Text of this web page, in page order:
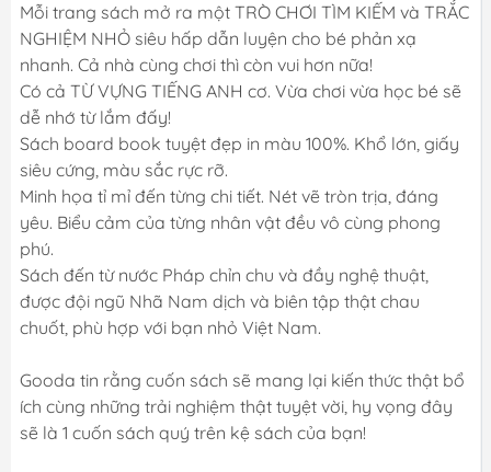
Mỗi trang sách mở ra một TRÒ CHƠI TÌM KIẾM và TRẮC
NGHIỆM NHỎ siêu hấp dẫn luyện cho bé phản xạ
nhanh. Cả nhà cùng chơi thì còn vui hơn nữa!
Có cả TỪ VỰNG TIẾNG ANH cơ. Vừa chơi vừa học bé sẽ
dễ nhớ từ lắm đấy!
Sách board book tuyệt đẹp in màu 100%. Khổ lớn, giấy
siêu cứng, màu sắc rực rỡ.
Minh họa tỉ mỉ đến từng chi tiết. Nét vẽ tròn trịa, đáng
yêu. Biểu cảm của từng nhân vật đều vô cùng phong
phú.
Sách đến từ nước Pháp chỉn chu và đầy nghệ thuật,
được đội ngũ Nhã Nam dịch và biên tập thật chau
chuốt, phù hợp với bạn nhỏ Việt Nam.
Gooda tin rằng cuốn sách sẽ mang lại kiến thức thật bổ
ích cùng những trải nghiệm thật tuyệt vời, hy vọng đây
sẽ là 1 cuốn sách quý trên kệ sách của bạn!